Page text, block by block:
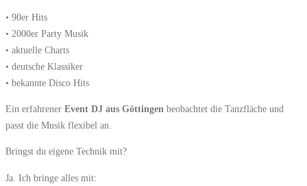
• 90er Hits
• 2000er Party Musik
• aktuelle Charts
• deutsche Klassiker
• bekannte Disco Hits
Ein erfahrener Event DJ aus Göttingen beobachtet die Tanzfläche und
passt die Musik flexibel an.
Bringst du eigene Technik mit?
Ja. Ich bringe alles mit: